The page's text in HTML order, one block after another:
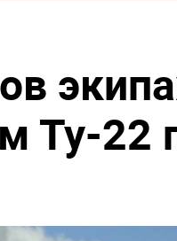
Ту-22